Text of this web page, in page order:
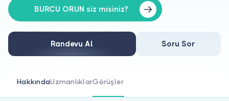
Doktorlar için
Doktor musunuz?
BURCU ORUN siz misiniz?
Randevu Al Soru Sor
HakkındaUzmanlıklarGörüşler